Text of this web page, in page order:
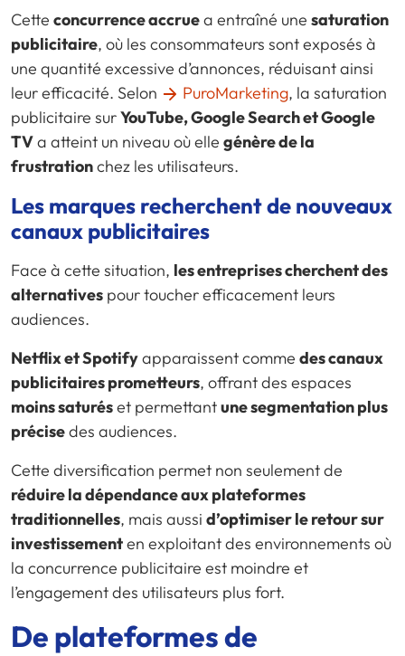
Cette concurrence accruea entraîné une saturation
publicitaire, où les consommateurs sont exposés à
une quantité excessive d’annonces, réduisant ainsi
leur efficacité. Selon
PuroMarketing, la saturation
publicitaire surYouTube, Google Search et Google
TVa atteint un niveau où elle génère de la
frustrationchez les utilisateurs.
Les marques recherchent de nouveaux
canaux publicitaires
Face à cette situation, les entreprises cherchent des
alternatives pour toucher efficacement leurs
audiences.
Netflix et Spotifyapparaissent comme des canaux
publicitaires prometteurs, offrant des espaces
moins saturéset permettantune segmentation plus
précisedes audiences.
Cette diversification permet non seulement de
réduire la dépendance aux plateformes
traditionnelles, mais aussi d’optimiser le retour sur
investissementen exploitant des environnements où
la concurrence publicitaire est moindre et
l’engagement des utilisateurs plus fort.
De plateformes de